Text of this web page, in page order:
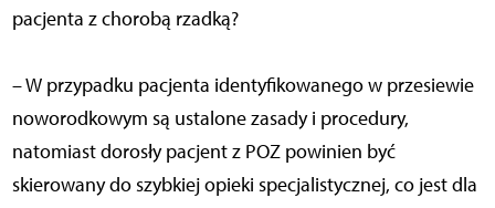
pacjenta z chorobą rzadką?
– W przypadku pacjenta identyfikowanego w przesiewie
noworodkowym są ustalone zasady i procedury,
natomiast dorosły pacjent z POZ powinien być
skierowany do szybkiej opieki specjalistycznej, co jest dla